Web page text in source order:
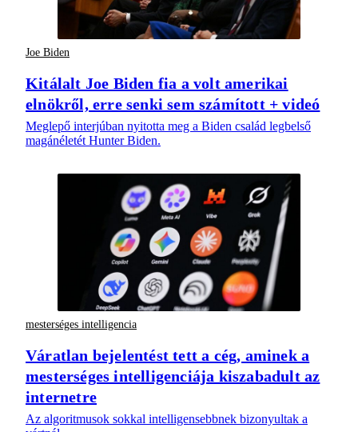
Joe Biden
Kitálalt Joe Biden fia a volt amerikai
elnökről, erre senki sem számított + videó
Meglepő interjúban nyitotta meg a Biden család legbelső
magánéletét Hunter Biden.
mesterséges intelligencia
Váratlan bejelentést tett a cég, aminek a
mesterséges intelligenciája kiszabadult az
internetre
Az algoritmusok sokkal intelligensebbnek bizonyultak a